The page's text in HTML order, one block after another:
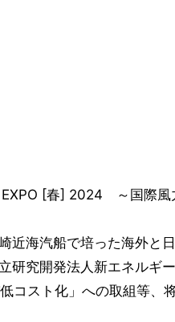
[春] 2024 ～国際風
海汽船で培った海外と
究開発法人新エネルギ
コスト化」への取組等、